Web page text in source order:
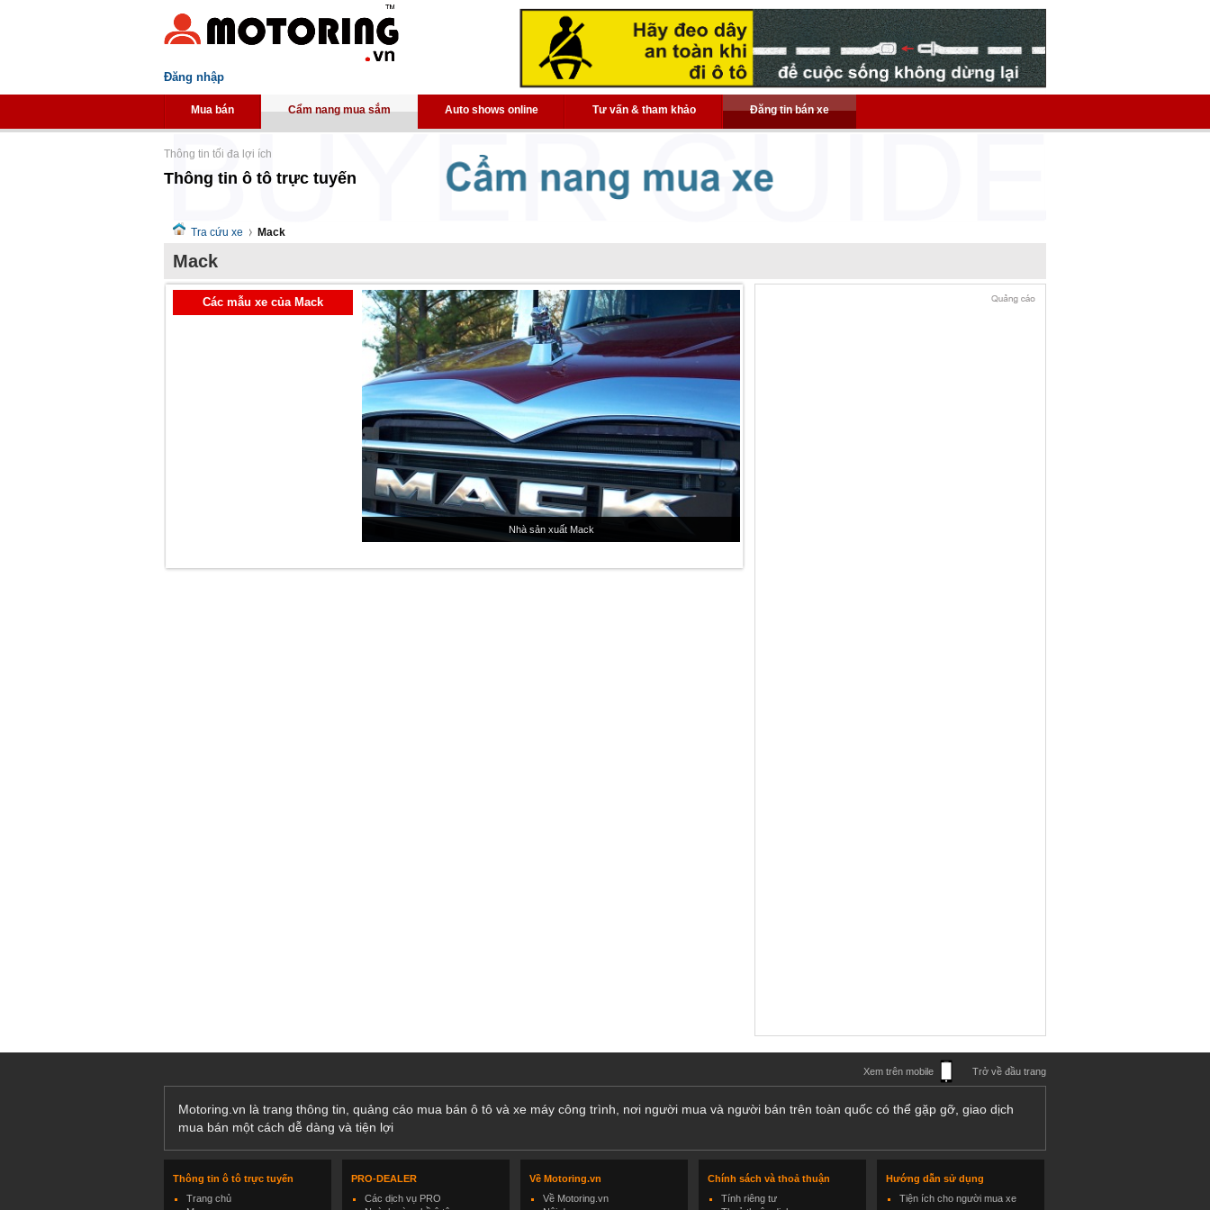
Đăng nhập
Mua bán Cẩm nang mua sắm Auto shows online Tư vấn & tham khảo Đăng tin bán xe
Thông tin tối đa lợi ích
Thông tin ô tô trực tuyến
Tra cứu xe Mack
Mack
Các mẫu xe của Mack
Nhà sản xuất Mack
Xem trên mobile Trở về đầu trang
Motoring.vn là trang thông tin, quảng cáo mua bán ô tô và xe máy công trình, nơi người mua và người bán trên toàn quốc có thể gặp gỡ, giao dịch
mua bán một cách dễ dàng và tiện lợi
Thông tin ô tô trực tuyến
Trang chủ
PRO-DEALER
Các dịch vụ PRO
Về Motoring.vn
Về Motoring.vn
Chính sách và thoả thuận
Tính riêng tư
Hướng dẫn sử dụng
Tiện ích cho người mua xe